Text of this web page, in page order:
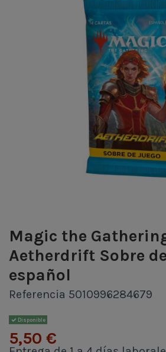
Magic the
Aetherdrift Sobre
español
Referencia 5010996284679
Disponible
5,50 €